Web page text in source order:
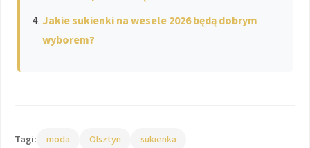
Jakie sukienki na wesele 2026 będą dobrym
wyborem?
Tagi: moda Olsztyn sukienka